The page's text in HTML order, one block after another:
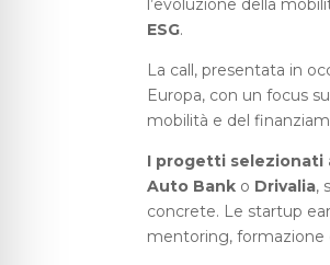
l’evoluzione della
ESG.
La call, presentata in
Europa, con un focus
mobilità e del
I progetti selezionati
Auto Bank o Drivalia,
concrete. Le startup
mentoring, formazione